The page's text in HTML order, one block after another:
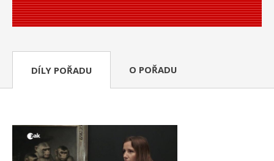
DÍLY POŘADU O POŘADU